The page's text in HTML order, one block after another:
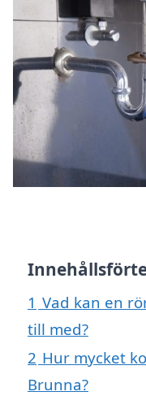
1 Vad kan en
till med?
2 Hur mycket
Brunna?